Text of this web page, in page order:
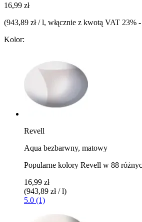
16,99 zł
(943,89 zł / l, włącznie z kwotą VAT 23% -
Kolor:
Revell
Aqua bezbarwny, matowy
Popularne kolory Revell w 88
16,99 zł
(943,89 zł / l)
5.0 (1)